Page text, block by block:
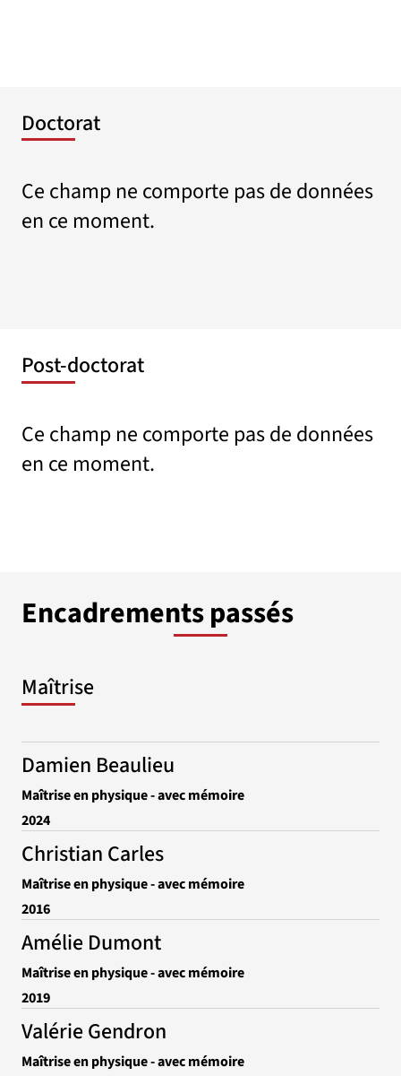
Encadrements passés
Maîtrise
Damien Beaulieu
Maîtrise en physique - avec mémoire
2024
Christian Carles
Maîtrise en physique - avec mémoire
2016
Amélie Dumont
Maîtrise en physique - avec mémoire
2019
Valérie Gendron
Maîtrise en physique - avec mémoire
Doctorat
Ce champ ne comporte pas de données
en ce moment.
Post-doctorat
Ce champ ne comporte pas de données
en ce moment.